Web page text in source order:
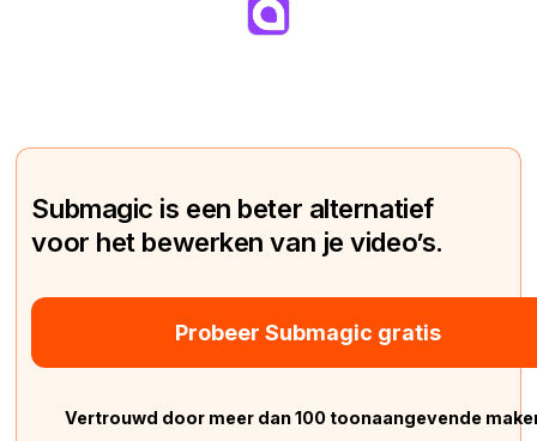
Submagic is een beter alternatief
voor het bewerken van je video’s.
Probeer Submagic gratis
Vertrouwd door meer dan 100 toonaangevende